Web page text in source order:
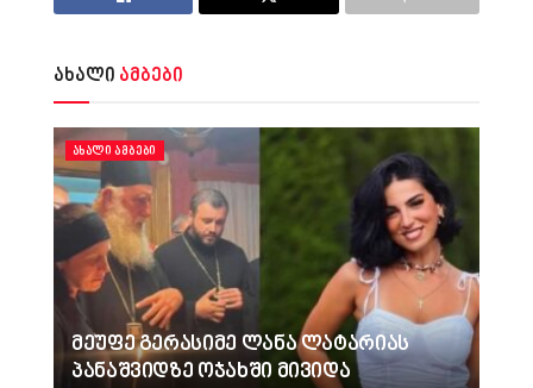
ახალი ამბები
ᲐᲮᲐᲚᲘ ᲐᲛᲑᲔᲑᲘ
მეუფე გერასიმე ლანა ლატარიას
პანაშვიდზე ოჯახში მივიდა